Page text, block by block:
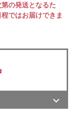
の発送となるた
ではお届けできま